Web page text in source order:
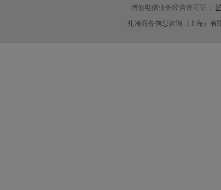
增值电信业务经营许可证：
礼翰商务信息咨询（上海）